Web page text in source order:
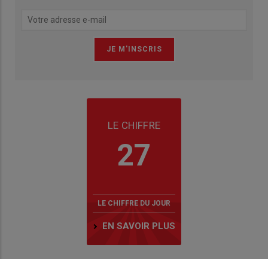
LE CHIFFRE
27
LE CHIFFRE DU JOUR
EN SAVOIR PLUS